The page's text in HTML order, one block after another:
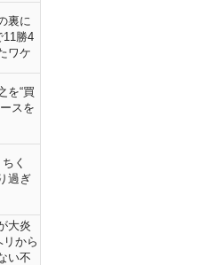
裏に
11勝4
ワケ
を“買
スを
く
過ぎ
大炎
から
い不